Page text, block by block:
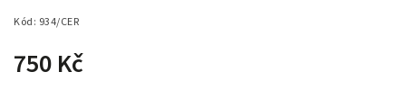
Kód: 934/CER
750 Kč